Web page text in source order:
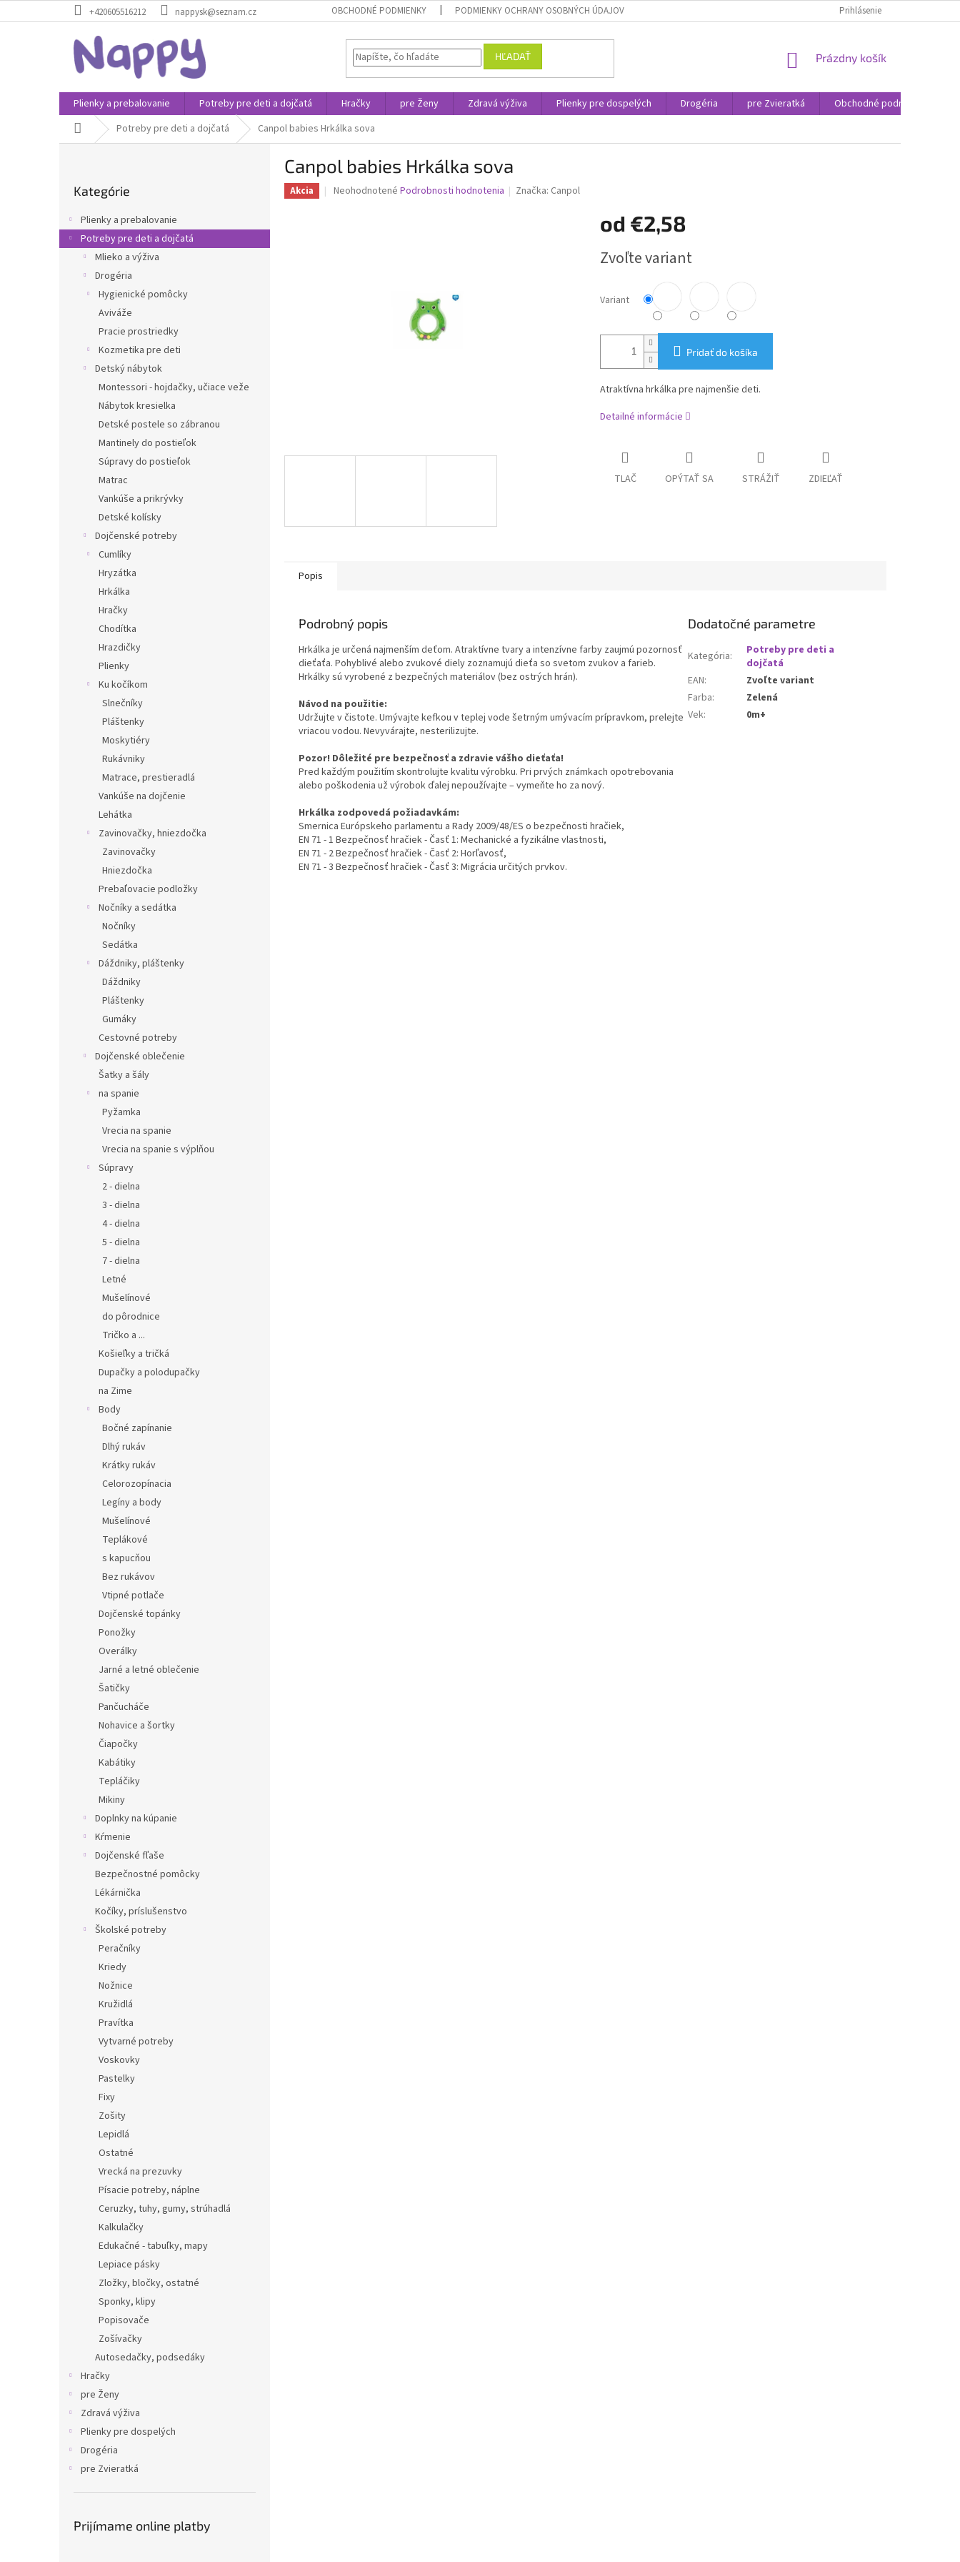
na
+420605516212 nappysk@seznam.cz OBCHODNÉ PODMIENKY PODMIENKY OCHRANY OSOBNÝCH ÚDAJOV Prihlásenie
HĽADAŤ
NÁKUPNÝ
Prázdny košík
Plienky a prebalovanie Potreby pre deti a dojčatá Hračky pre Ženy Zdravá výživa Plienky pre dospelých Drogéria pre Zvieratká Obchodné podmienky
DomovPotreby pre deti a dojčatá Canpol babies Hrkálka sova
p
a
kategórie
Kategórie
Plienky a prebalovanie
Potreby pre deti a dojčatá
Mlieko a výživa
Drogéria
Hygienické pomôcky
Aviváže
Pracie prostriedky
Kozmetika pre deti
Detský nábytok
Montessori - hojdačky, učiace veže
Nábytok kresielka
Detské postele so zábranou
Mantinely do postieľok
Súpravy do postieľok
Matrac
Vankúše a prikrývky
Detské kolísky
Dojčenské potreby
Cumlíky
Hryzátka
Hrkálka
Hračky
Chodítka
Hrazdičky
Plienky
Ku kočíkom
Slnečníky
Pláštenky
Moskytiéry
Rukávniky
Matrace, prestieradlá
Vankúše na dojčenie
Lehátka
Zavinovačky, hniezdočka
Zavinovačky
Hniezdočka
Prebaľovacie podložky
Nočníky a sedátka
Nočníky
Sedátka
Dáždniky, pláštenky
Dáždniky
Pláštenky
Gumáky
Cestovné potreby
Dojčenské oblečenie
Šatky a šály
na spanie
Pyžamka
Vrecia na spanie
Vrecia na spanie s výplňou
Súpravy
2 - dielna
3 - dielna
4 - dielna
5 - dielna
7 - dielna
Letné
Mušelínové
do pôrodnice
Tričko a ...
Košieľky a tričká
Dupačky a polodupačky
na Zime
Body
Bočné zapínanie
Dlhý rukáv
Krátky rukáv
Celorozopínacia
Legíny a body
Mušelínové
Teplákové
s kapucňou
Bez rukávov
Vtipné potlače
Dojčenské topánky
Ponožky
Overálky
Jarné a letné oblečenie
Šatičky
Pančucháče
Nohavice a šortky
Čiapočky
Kabátiky
Tepláčiky
Mikiny
Doplnky na kúpanie
Kŕmenie
Dojčenské fľaše
Bezpečnostné pomôcky
Lékárnička
Kočíky, príslušenstvo
Školské potreby
Peračníky
Kriedy
Nožnice
Kružidlá
Pravítka
Vytvarné potreby
Voskovky
Pastelky
Fixy
Zošity
Lepidlá
Ostatné
Vrecká na prezuvky
Písacie potreby, náplne
Ceruzky, tuhy, gumy, strúhadlá
Kalkulačky
Edukačné - tabuľky, mapy
Lepiace pásky
Zložky, bločky, ostatné
Sponky, klipy
Popisovače
Zošívačky
Autosedačky, podsedáky
Hračky
pre Ženy
Zdravá výživa
Plienky pre dospelých
Drogéria
pre Zvieratká
Prijímame online platby
Canpol babies Hrkálka sova
Akcia
Priemerné
Neohodnotené Podrobnosti hodnotenia Značka: Canpol
od €2,58
cena:
Zvoľte variant
Variant
Pridať do košíka
Atraktívna hrkálka pre najmenšie deti.
Detailné informácie
TLAČ OPÝTAŤ SA STRÁŽIŤ ZDIEĽAŤ
Popis
Podrobný popis
Hrkálka je určená najmenším deťom. Atraktívne tvary a intenzívne farby zaujmú pozornosť
dieťaťa. Pohyblivé alebo zvukové diely zoznamujú dieťa so svetom zvukov a farieb.
Hrkálky sú vyrobené z bezpečných materiálov (bez ostrých hrán).
Návod na použitie:
Udržujte v čistote. Umývajte kefkou v teplej vode šetrným umývacím prípravkom, prelejte
vriacou vodou. Nevyvárajte, nesterilizujte.
Pozor! Dôležité pre bezpečnosť a zdravie vášho dieťaťa!
Pred každým použitím skontrolujte kvalitu výrobku. Pri prvých známkach opotrebovania
alebo poškodenia už výrobok ďalej nepoužívajte – vymeňte ho za nový.
Hrkálka zodpovedá požiadavkám:
Smernica Európskeho parlamentu a Rady 2009/48/ES o bezpečnosti hračiek,
EN 71 - 1 Bezpečnosť hračiek - Časť 1: Mechanické a fyzikálne vlastnosti,
EN 71 - 2 Bezpečnosť hračiek - Časť 2: Horľavosť,
EN 71 - 3 Bezpečnosť hračiek - Časť 3: Migrácia určitých prvkov.
Dodatočné parametre
Kategória:
Potreby pre deti a
dojčatá
EAN:
Zvoľte variant
Farba:
Zelená
Vek: 0m+